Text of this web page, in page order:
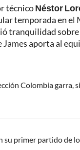
técnicoNéstor
temporada en el
tranquilidad
aporta al
Colombia garra,
su primer partido de